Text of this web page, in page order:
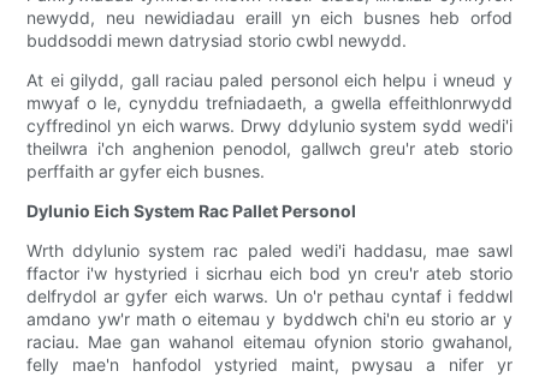
newydd, neu newidiadau eraill yn eich busnes heb orfod
buddsoddi mewn datrysiad storio cwbl newydd.
At ei gilydd, gall raciau paled personol eich helpu i wneud y
mwyaf o le, cynyddu trefniadaeth, a gwella effeithlonrwydd
cyffredinol yn eich warws. Drwy ddylunio system sydd wedi'i
theilwra i'ch anghenion penodol, gallwch greu'r ateb storio
perffaith ar gyfer eich busnes.
Dylunio Eich System Rac Pallet Personol
Wrth ddylunio system rac paled wedi'i haddasu, mae sawl
ffactor i'w hystyried i sicrhau eich bod yn creu'r ateb storio
delfrydol ar gyfer eich warws. Un o'r pethau cyntaf i feddwl
amdano yw'r math o eitemau y byddwch chi'n eu storio ar y
raciau. Mae gan wahanol eitemau ofynion storio gwahanol,
felly mae'n hanfodol ystyried maint, pwysau a nifer yr